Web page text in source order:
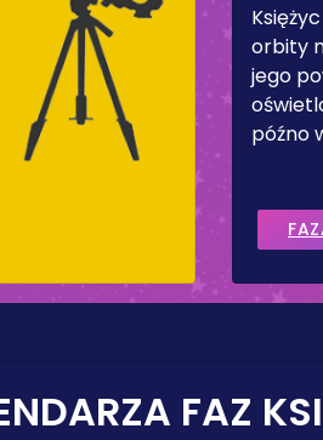
orbity
jego
późno
FAZ